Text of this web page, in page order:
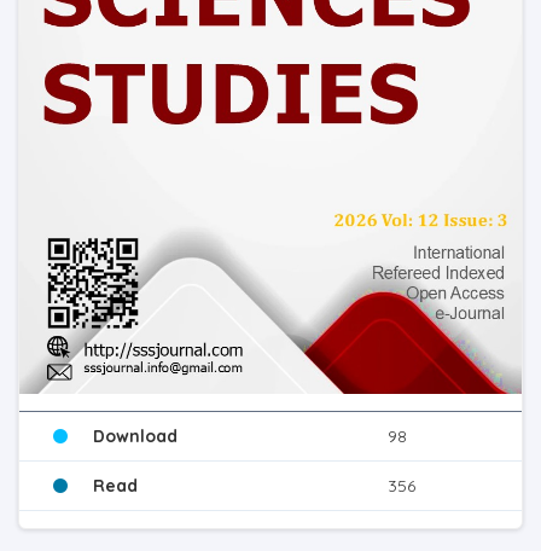
Download 98
Read 356